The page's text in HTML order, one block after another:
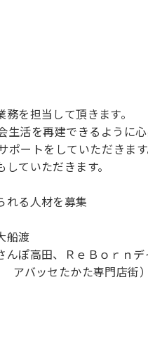
を担当して頂きます。
活を再建できるように
ポートをしていただきま
ていただきます。
る人材を募集
船渡
ぽ高田、ＲｅＢｏｒｎデ
アバッセたかた専門店街）